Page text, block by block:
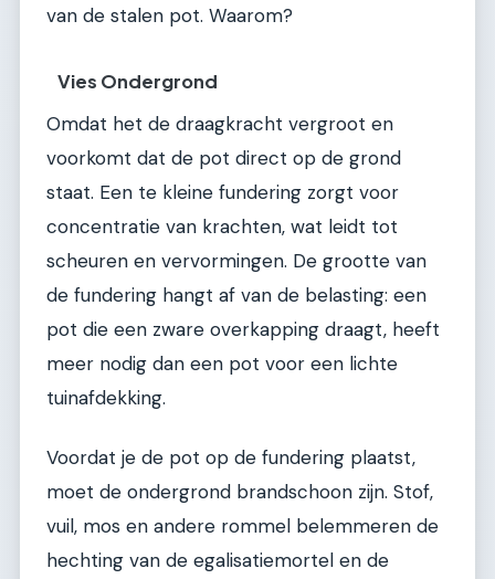
van de stalen pot. Waarom?
Vies Ondergrond
Omdat het de draagkracht vergroot en
voorkomt dat de pot direct op de grond
staat. Een te kleine fundering zorgt voor
concentratie van krachten, wat leidt tot
scheuren en vervormingen. De grootte van
de fundering hangt af van de belasting: een
pot die een zware overkapping draagt, heeft
meer nodig dan een pot voor een lichte
tuinafdekking.
Voordat je de pot op de fundering plaatst,
moet de ondergrond brandschoon zijn. Stof,
vuil, mos en andere rommel belemmeren de
hechting van de egalisatiemortel en de